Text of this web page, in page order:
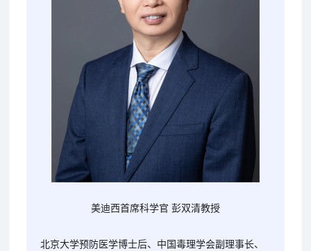
美迪西首席科学官 彭双清教授
北京大学预防医学博士后、中国毒理学会副理事长、